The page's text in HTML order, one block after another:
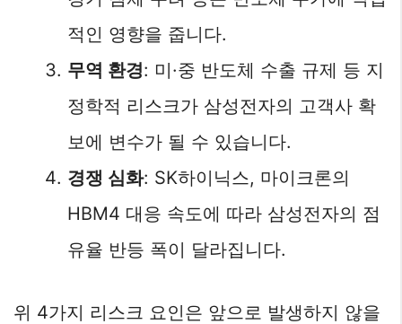
적인 영향을 줍니다.
무역 환경: 미·중 반도체 수출 규제 등 지
정학적 리스크가 삼성전자의 고객사 확
보에 변수가 될 수 있습니다.
경쟁 심화: SK하이닉스, 마이크론의
HBM4 대응 속도에 따라 삼성전자의 점
유율 반등 폭이 달라집니다.
위 4가지 리스크 요인은 앞으로 발생하지 않을